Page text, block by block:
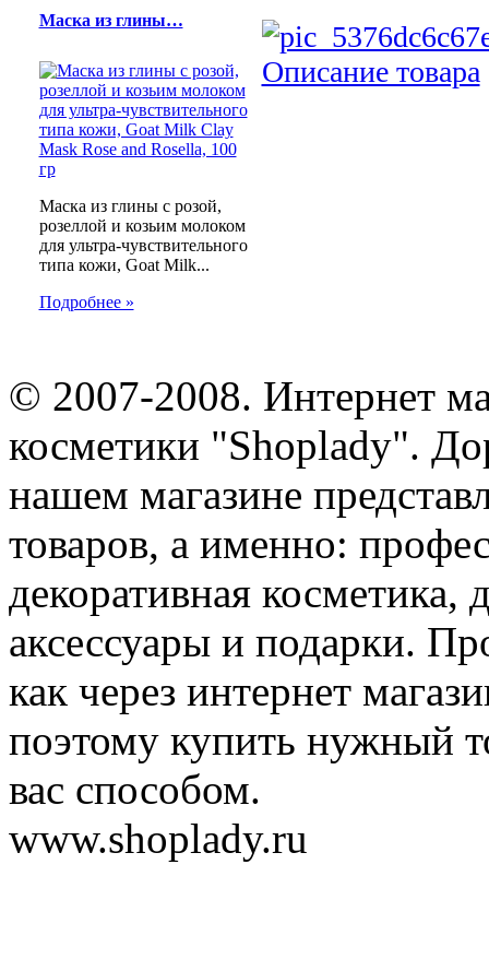
Маска из глины…
Маска из глины с розой,
розеллой и козьим молоком
для ультра-чувствительного
типа кожи, Goat Milk...
Подробнее »
Описание товара
© 2007-2008. Интернет
косметики "Shoplady".
нашем магазине
товаров, а именно:
декоративная косметика,
аксессуары и подарки.
как через интернет
поэтому купить нужный
вас способом.
www.shoplady.ru